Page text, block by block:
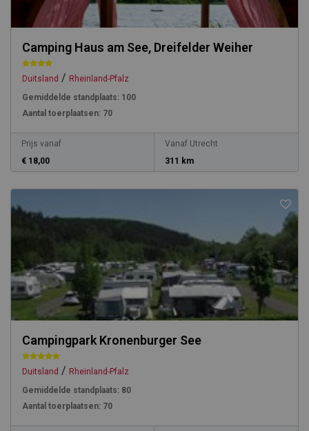
Camping Haus am See, Dreifelder Weiher
Duitsland / Rheinland-Pfalz
Gemiddelde standplaats: 100
Aantal toerplaatsen: 70
Prijs vanaf
€ 18,00
Vanaf Utrecht
311 km
Campingpark Kronenburger See
Duitsland / Rheinland-Pfalz
Gemiddelde standplaats: 80
Aantal toerplaatsen: 70